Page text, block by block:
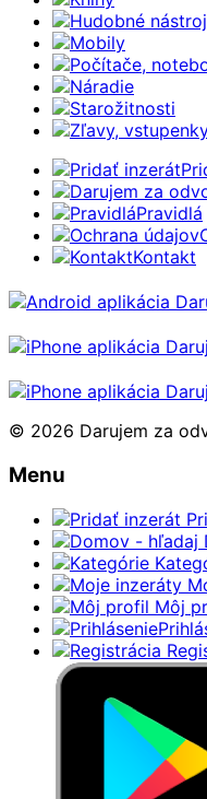
Hudobné
Mobily
Počítače,
Náradie
Starožitnosti
Zľavy,
Pravidlá
Kontakt
© 2026 Darujem za
Menu
Môj